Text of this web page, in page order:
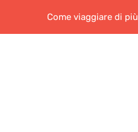
Come viaggiare di